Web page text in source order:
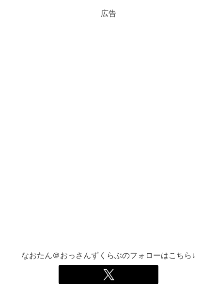
広告
なおたん＠おっさんずくらぶのフォローはこちら↓